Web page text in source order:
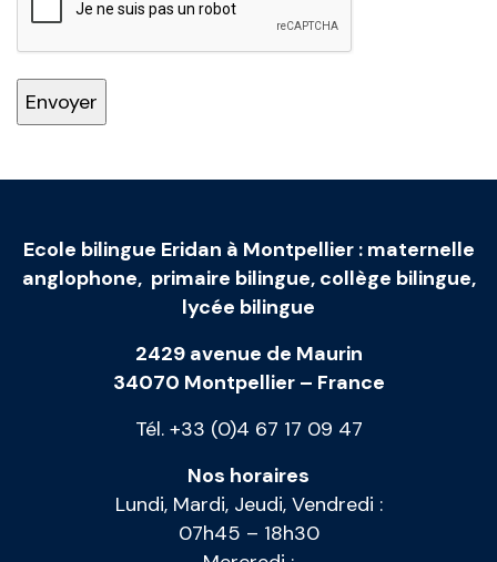
Ecole bilingue Eridan à Montpellier: maternelle
anglophone, primaire bilingue, collège bilingue,
lycée bilingue
2429 avenue de Maurin
34070 Montpellier – France
Tél. +33 (0)4 67 17 09 47
Nos horaires
Lundi, Mardi, Jeudi, Vendredi :
07h45 – 18h30